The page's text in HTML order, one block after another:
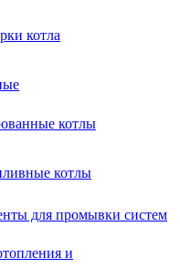
котла
котлы
котлы
для промывки систем
и